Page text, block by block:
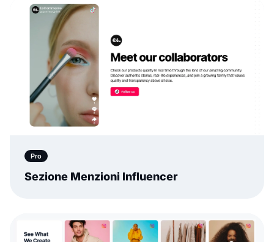
Pro
Sezione Menzioni Influencer